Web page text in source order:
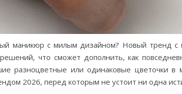
маникюр с милым дизайном? Новый тренд с
что сможет дополнить, как
разноцветные или одинаковые цветочки в
2026, перед которым не устоит ни одна